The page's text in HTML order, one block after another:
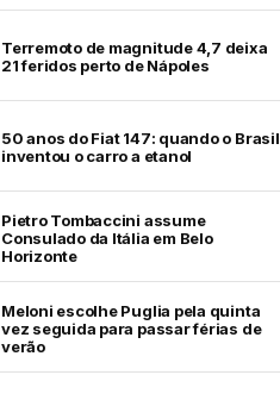
Terremoto de magnitude 4,7 deixa
21 feridos perto de Nápoles
50 anos do Fiat 147: quando o Brasil
inventou o carro a etanol
Pietro Tombaccini assume
Consulado da Itália em Belo
Horizonte
Meloni escolhe Puglia pela quinta
vez seguida para passar férias de
verão